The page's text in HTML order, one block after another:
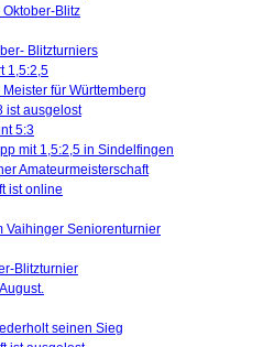
Blitz
Blitzturniers
1,5:2,5
für Württemberg
ist ausgelost
5:3
mit 1,5:2,5 in Sindelfingen
Amateurmeisterschaft
ist online
Vaihinger Seniorenturnier
Blitzturnier
seinen Sieg